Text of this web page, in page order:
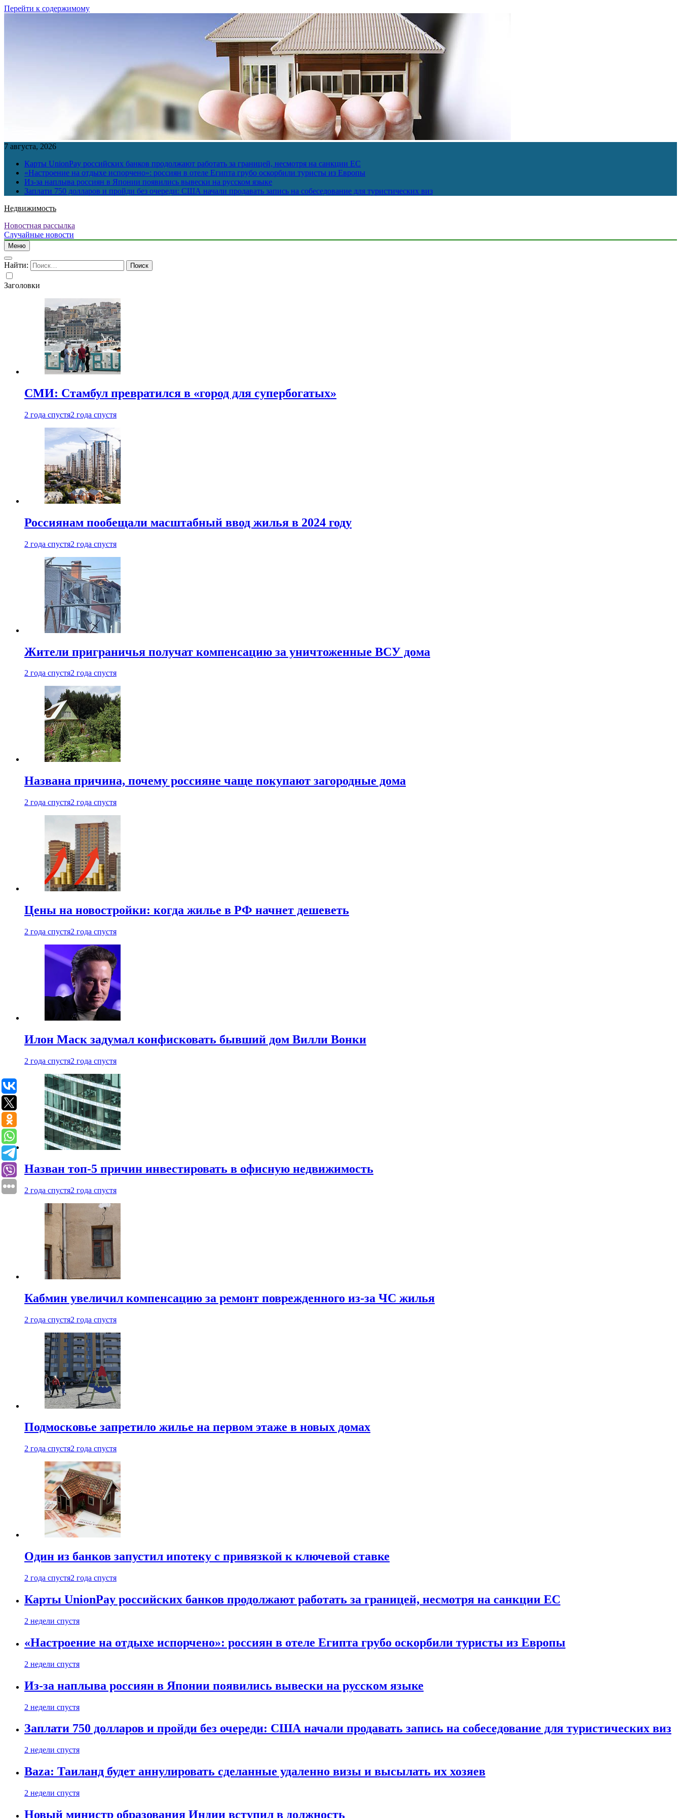
Перейти к содержимому
7 августа, 2026
Карты UnionPay российских банков продолжают работать за границей, несмотря на санкции ЕС
«Настроение на отдыхе испорчено»: россиян в отеле Египта грубо оскорбили туристы из Европы
Из-за наплыва россиян в Японии появились вывески на русском языке
Заплати 750 долларов и пройди без очереди: США начали продавать запись на собеседование для туристических виз
Недвижимость
Новостная рассылка
Случайные новости
Меню
Найти:
Заголовки
СМИ: Стамбул превратился в «город для супербогатых»
2 года спустя2 года спустя
Россиянам пообещали масштабный ввод жилья в 2024 году
2 года спустя2 года спустя
Жители приграничья получат компенсацию за уничтоженные ВСУ дома
2 года спустя2 года спустя
Названа причина, почему россияне чаще покупают загородные дома
2 года спустя2 года спустя
Цены на новостройки: когда жилье в РФ начнет дешеветь
2 года спустя2 года спустя
Илон Маск задумал конфисковать бывший дом Вилли Вонки
2 года спустя2 года спустя
Назван топ-5 причин инвестировать в офисную недвижимость
2 года спустя2 года спустя
Кабмин увеличил компенсацию за ремонт поврежденного из-за ЧС жилья
2 года спустя2 года спустя
Подмосковье запретило жилье на первом этаже в новых домах
2 года спустя2 года спустя
Один из банков запустил ипотеку с привязкой к ключевой ставке
2 года спустя2 года спустя
Карты UnionPay российских банков продолжают работать за границей, несмотря на санкции ЕС
2 недели спустя
«Настроение на отдыхе испорчено»: россиян в отеле Египта грубо оскорбили туристы из Европы
2 недели спустя
Из-за наплыва россиян в Японии появились вывески на русском языке
2 недели спустя
Заплати 750 долларов и пройди без очереди: США начали продавать запись на собеседование для туристических виз
2 недели спустя
Baza: Таиланд будет аннулировать сделанные удаленно визы и высылать их хозяев
2 недели спустя
Новый министр образования Индии вступил в должность